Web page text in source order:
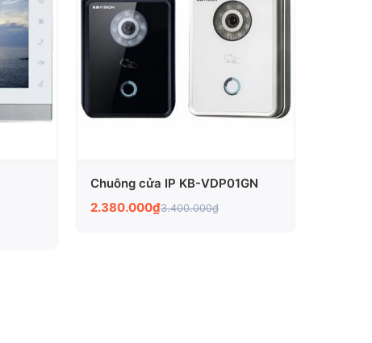
Chuông cửa IP KB-VDP01GN
2.380.000₫3.400.000₫